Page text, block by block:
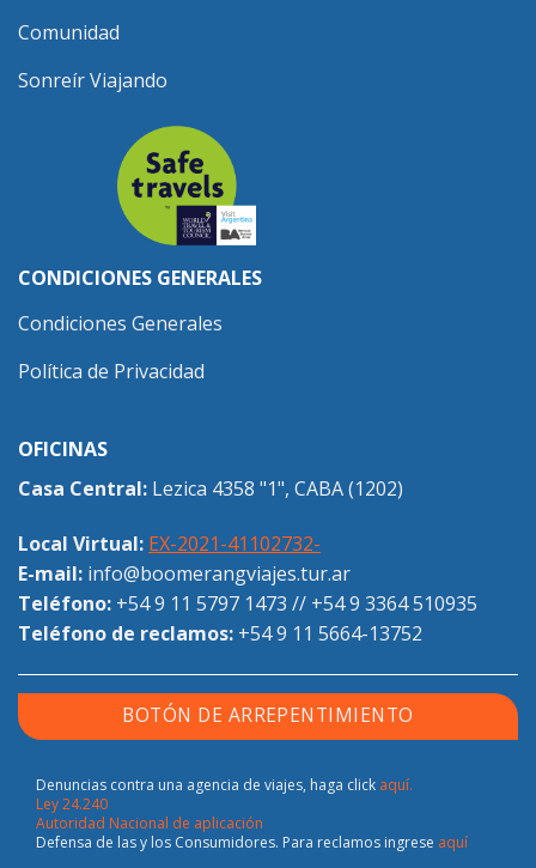
Comunidad
Sonreír Viajando
CONDICIONES GENERALES
Condiciones Generales
Política de Privacidad
OFICINAS
Casa Central: Lezica 4358 "1", CABA (1202)
Local Virtual: EX-2021-41102732-
E-mail: info@boomerangviajes.tur.ar
Teléfono: +54 9 11 5797 1473 // +54 9 3364 510935
Teléfono de reclamos: +54 9 11 5664-13752
BOTÓN DE ARREPENTIMIENTO
Denuncias contra una agencia de viajes, haga click aquí.
Ley 24.240
Autoridad Nacional de aplicación
Defensa de las y los Consumidores. Para reclamos ingrese aquí